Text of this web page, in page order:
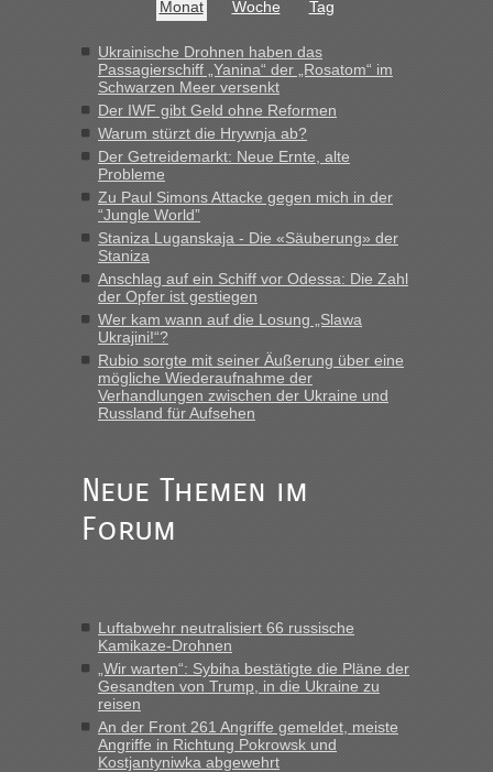
Alleinreisende Männer stehen schließlich immer unter
inRecht, Visa und Dokumente • Re: Seit Anfang des
Jahres haben die Zollbeamten Verstöße im Wert von fast 11
Milliarden aufgedeckt
„Kein Zoll. Du musst an sich nur sagen dass das privat ist
und du nicht damit handeln willst. So lange das nicht
Originalverpackt ist und ersichlich das nicht neu sollte es
keine Probleme geben“
Recht, Visa und Dokumente • Deklaration
gebrauchter Kleidung beim Zoll
„Hallo Leute, ich weiß nicht, ob ich hier richtig bin mit meiner
Anfrage. Ich möchte 4 Umzugskartons mit gebrauchter
Straßen Kleidung bei der Einreise in die Ukraine
mitnehmen. Es ist gebrauchte Kleidung...“
Grenzübergang zwischen Polen und der Ukraine geht es am
schnellsten?
„Wir sind mit unserem Wohnmobil, wie geplant am Montag
inBerichte und Reisetipps • Re: An welchem
Grenzübergang zwischen Polen und der Ukraine geht es am
schnellsten?
„Gestern 6 Stunden warten vor der Grenze Richtung Polen
in Krakowez mit dem Kleinbus. Abfertigung ging dann
schnell da auch Passagiere mit EU-Pass dabei waren“
Monat Woche Tag
Ukrainische Drohnen haben das
Passagierschiff „Yanina“ der „Rosatom“ im
Schwarzen Meer versenkt
Der IWF gibt Geld ohne Reformen
Warum stürzt die Hrywnja ab?
Der Getreidemarkt: Neue Ernte, alte
Probleme
Zu Paul Simons Attacke gegen mich in der
“Jungle World”
Staniza Luganskaja - Die «Säuberung» der
Staniza
Anschlag auf ein Schiff vor Odessa: Die Zahl
der Opfer ist gestiegen
Wer kam wann auf die Losung „Slawa
Ukrajini!“?
Rubio sorgte mit seiner Äußerung über eine
mögliche Wiederaufnahme der
Verhandlungen zwischen der Ukraine und
Russland für Aufsehen
Neue Themen im
Forum
Luftabwehr neutralisiert 66 russische
Kamikaze-Drohnen
„Wir warten“: Sybiha bestätigte die Pläne der
Gesandten von Trump, in die Ukraine zu
reisen
An der Front 261 Angriffe gemeldet, meiste
Angriffe in Richtung Pokrowsk und
Kostjantyniwka abgewehrt